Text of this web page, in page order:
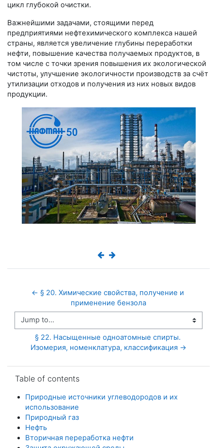
цикл глубокой очистки.
Важнейшими задачами, стоящими перед
предприятиями нефтехимического комплекса нашей
страны, является увеличение глубины переработки
нефти, повышение качества получаемых продуктов, в
том числе с точки зрения повышения их экологической
чистоты, улучшение экологичности производств за счёт
утилизации отходов и получения из них новых видов
продукции.
← § 20. Химические свойства, получение и
применение бензола
Jump to...
§ 22. Насыщенные одноатомные спирты.
Изомерия, номенклатура, классификация →
Table of contents
Природные источники углеводородов и их
использование
Природный газ
Нефть
Вторичная переработка нефти